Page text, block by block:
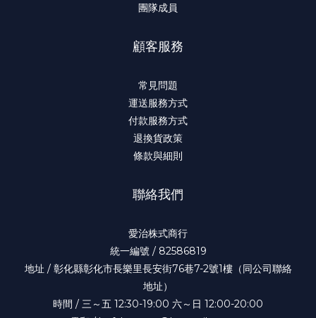
團隊成員
顧客服務
常見問題
運送服務方式
付款服務方式
退換貨政策
條款與細則
聯絡我們
愛治株式商行
統一編號 / 82586819
地址 / 彰化縣彰化市長樂里長安街76巷7-2號1樓（同公司聯絡
地址）
時間 / 三～五 12:30-19:00 六～日 12:00-20:00